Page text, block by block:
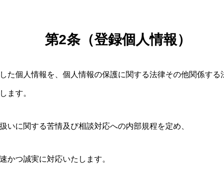
第2条（登録個人情報）
た個人情報を、個人情報の保護に関する法律その他関係する
ます。
いに関する苦情及び相談対応への内部規程を定め、
かつ誠実に対応いたします。